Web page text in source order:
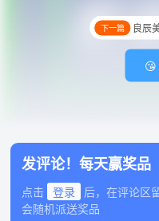
下一篇 良辰
发评论！每天赢奖品
点击 登录
后，在评论区
会随机派送奖品